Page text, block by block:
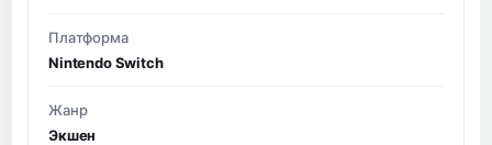
Платформа
Nintendo Switch
Жанр
Экшен